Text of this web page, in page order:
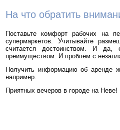
На что обратить
Поставьте комфорт рабочих на
супермаркетов. Учитывайте
считается достоинством. И да,
преимуществом. И проблем с
Получить информацию об аренде
например.
Приятных вечеров в городе на Неве!